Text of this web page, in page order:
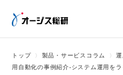
トップ 製品・サービスコラム
用自動化の事例紹介-システム運用を